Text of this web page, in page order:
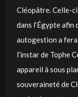
Cléopâtre. Celle-
dans l’Égypte afin
autogestion a fera
l’instar de Tophe
appareil à sous
souveraineté de